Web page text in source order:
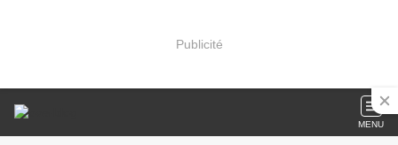
Publicité
MENU